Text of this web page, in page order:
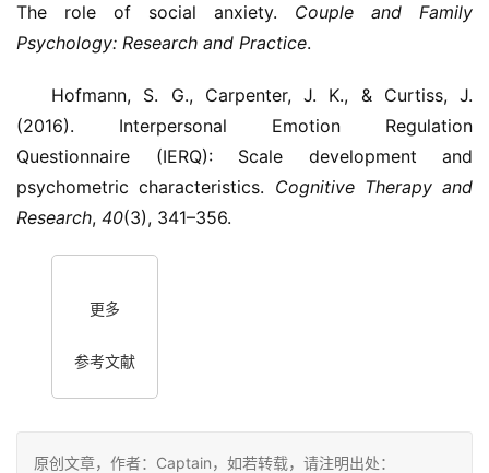
The role of social anxiety. Couple and Family
Psychology: Research and Practice.
Hofmann, S. G., Carpenter, J. K., & Curtiss, J.
(2016). Interpersonal Emotion Regulation
Questionnaire (IERQ): Scale development and
psychometric characteristics. Cognitive Therapy and
Research, 40(3), 341–356.
更多
参考文献
原创文章，作者：Captain，如若转载，请注明出处：